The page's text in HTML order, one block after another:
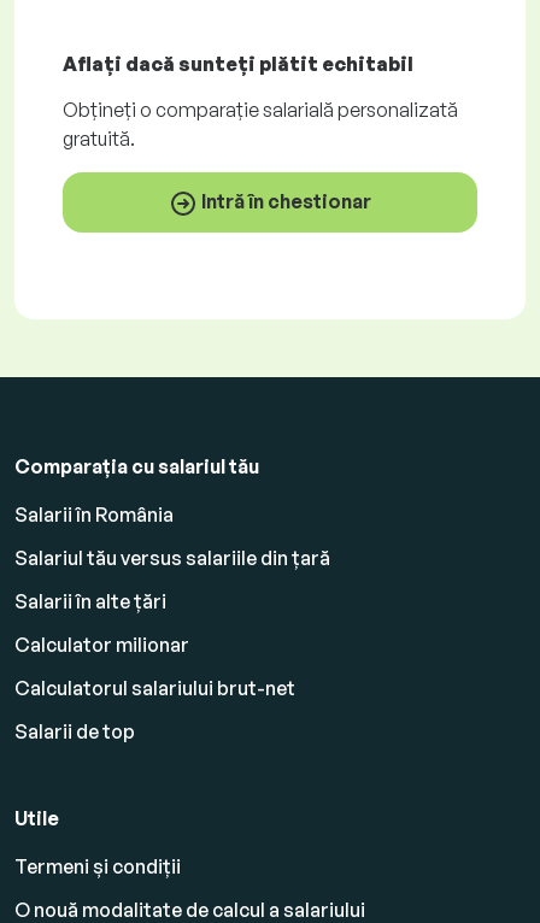
Aflați dacă sunteți plătit echitabil
Obțineți o comparație salarială personalizată
gratuită.
Intră în chestionar
Comparația cu salariul tău
Salarii în România
Salariul tău versus salariile din țară
Salarii în alte țări
Calculator milionar
Calculatorul salariului brut-net
Salarii de top
Utile
Termeni și condiții
O nouă modalitate de calcul a salariului